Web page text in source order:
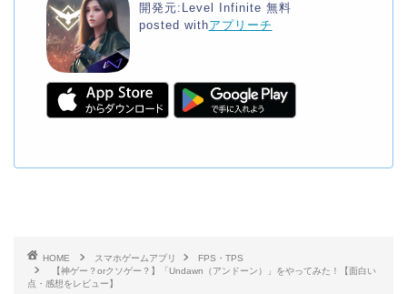
開発元: Level Infinite 無料
posted withアプリーチ
HOME スマホゲームアプリ
FPS・TPS
【神ゲー？orクソゲー？】「Undawn（アンドーン）」をやってみた！【面白い
点・感想をレビュー】